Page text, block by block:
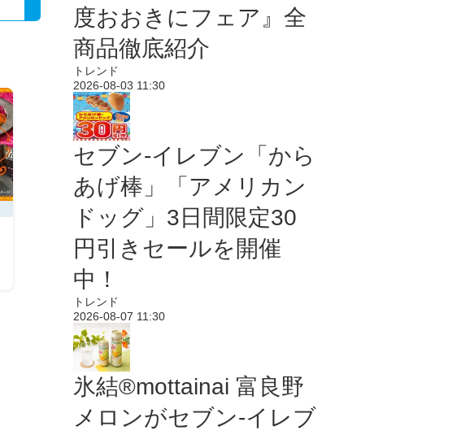
度おおきにフェア』全
商品徹底紹介
トレンド
2026-08-03 11:30
セブン‐イレブン「から
あげ棒」「アメリカン
ドッグ」3日間限定30
円引きセールを開催
中！
トレンド
2026-08-07 11:30
氷結®mottainai 富良野
メロンがセブン‐イレブ